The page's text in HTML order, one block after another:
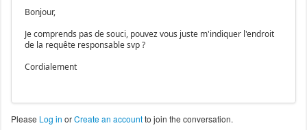
Bonjour,
Je comprends pas de souci, pouvez vous juste m'indiquer l'endroit
de la requête responsable svp ?
Cordialement
Please Log in orCreate an accountto join the conversation.